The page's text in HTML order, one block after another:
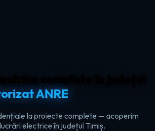
ANRE
la proiecte complete — acoperim
electrice în județul Timiș.